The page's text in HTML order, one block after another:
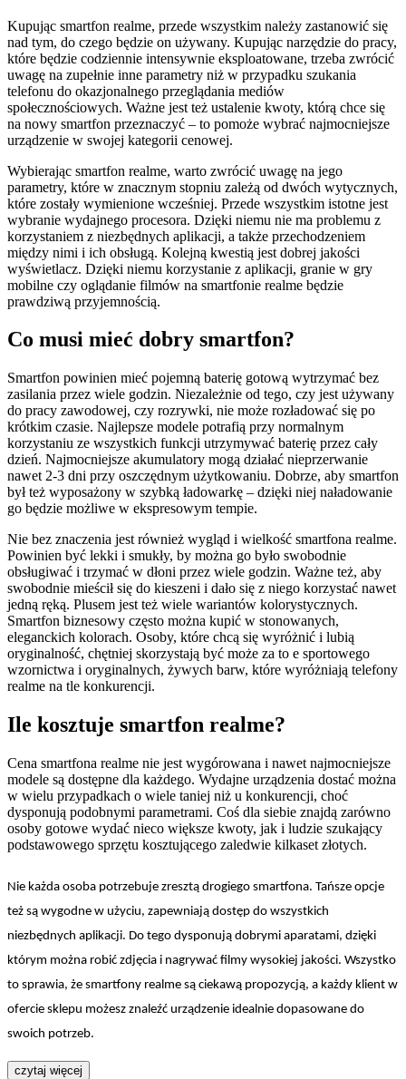
Kupując smartfon realme, przede wszystkim należy zastanowić się
nad tym, do czego będzie on używany. Kupując narzędzie do pracy,
które będzie codziennie intensywnie eksploatowane, trzeba zwrócić
uwagę na zupełnie inne parametry niż w przypadku szukania
telefonu do okazjonalnego przeglądania mediów
społecznościowych. Ważne jest też ustalenie kwoty, którą chce się
na nowy smartfon przeznaczyć – to pomoże wybrać najmocniejsze
urządzenie w swojej kategorii cenowej.
Wybierając smartfon realme, warto zwrócić uwagę na jego
parametry, które w znacznym stopniu zależą od dwóch wytycznych,
które zostały wymienione wcześniej. Przede wszystkim istotne jest
wybranie wydajnego procesora. Dzięki niemu nie ma problemu z
korzystaniem z niezbędnych aplikacji, a także przechodzeniem
między nimi i ich obsługą. Kolejną kwestią jest dobrej jakości
wyświetlacz. Dzięki niemu korzystanie z aplikacji, granie w gry
mobilne czy oglądanie filmów na smartfonie realme będzie
prawdziwą przyjemnością.
Co musi mieć dobry smartfon?
Smartfon powinien mieć pojemną baterię gotową wytrzymać bez
zasilania przez wiele godzin. Niezależnie od tego, czy jest używany
do pracy zawodowej, czy rozrywki, nie może rozładować się po
krótkim czasie. Najlepsze modele potrafią przy normalnym
korzystaniu ze wszystkich funkcji utrzymywać baterię przez cały
dzień. Najmocniejsze akumulatory mogą działać nieprzerwanie
nawet 2-3 dni przy oszczędnym użytkowaniu. Dobrze, aby smartfon
był też wyposażony w szybką ładowarkę – dzięki niej naładowanie
go będzie możliwe w ekspresowym tempie.
Nie bez znaczenia jest również wygląd i wielkość smartfona realme.
Powinien być lekki i smukły, by można go było swobodnie
obsługiwać i trzymać w dłoni przez wiele godzin. Ważne też, aby
swobodnie mieścił się do kieszeni i dało się z niego korzystać nawet
jedną ręką. Plusem jest też wiele wariantów kolorystycznych.
Smartfon biznesowy często można kupić w stonowanych,
eleganckich kolorach. Osoby, które chcą się wyróżnić i lubią
oryginalność, chętniej skorzystają być może za to e sportowego
wzornictwa i oryginalnych, żywych barw, które wyróżniają telefony
realme na tle konkurencji.
Ile kosztuje smartfon realme?
Cena smartfona realme nie jest wygórowana i nawet najmocniejsze
modele są dostępne dla każdego. Wydajne urządzenia dostać można
w wielu przypadkach o wiele taniej niż u konkurencji, choć
dysponują podobnymi parametrami. Coś dla siebie znajdą zarówno
osoby gotowe wydać nieco większe kwoty, jak i ludzie szukający
podstawowego sprzętu kosztującego zaledwie kilkaset złotych.
Nie każda osoba potrzebuje zresztą drogiego smartfona. Tańsze opcje
też są wygodne w użyciu, zapewniają dostęp do wszystkich
niezbędnych aplikacji. Do tego dysponują dobrymi aparatami, dzięki
którym można robić zdjęcia i nagrywać filmy wysokiej jakości. Wszystko
to sprawia, że smartfony realme są ciekawą propozycją, a każdy klient w
ofercie sklepu możesz znaleźć urządzenie idealnie dopasowane do
swoich potrzeb.
czytaj więcej